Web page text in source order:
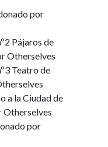
por
Pájaros de
Otherselves
Teatro de
a la Ciudad de
Otherselves
por